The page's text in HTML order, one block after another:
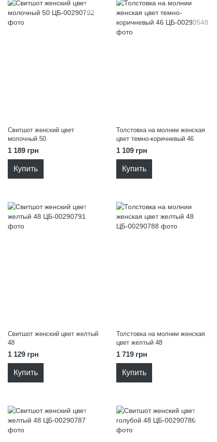
Свитшот женский цвет
молочный 50
1 189 грн
Купить
Толстовка на молнии женская
цвет темно-коричневый 46
1 109 грн
Купить
Свитшот женский цвет желтый
48
1 129 грн
Купить
Толстовка на молнии женская
цвет желтый 48
1 719 грн
Купить